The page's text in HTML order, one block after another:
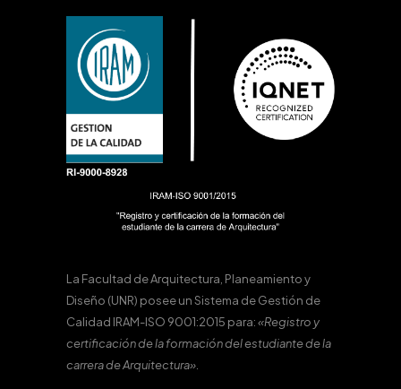
La Facultad de Arquitectura, Planeamiento y
Diseño (UNR) posee un Sistema de Gestión de
Calidad IRAM-ISO 9001:2015 para:«Registro y
certificación de la formación del estudiante de la
carrera de Arquitectura».